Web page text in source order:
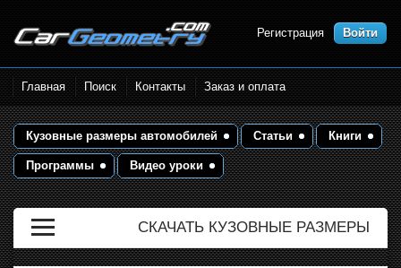
Размеры кузова автомобилей.
Контрольные точки и кузовные
размеры. Геометрия кузова
Регистрация Войти
Главная Поиск Контакты Заказ и оплата
Кузовные размеры автомобилей Статьи Книги
Программы Видео уроки
СКАЧАТЬ КУЗОВНЫЕ РАЗМЕРЫ